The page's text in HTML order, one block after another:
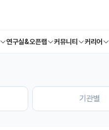
연구실&오픈랩 커뮤니티 커리어
기관별